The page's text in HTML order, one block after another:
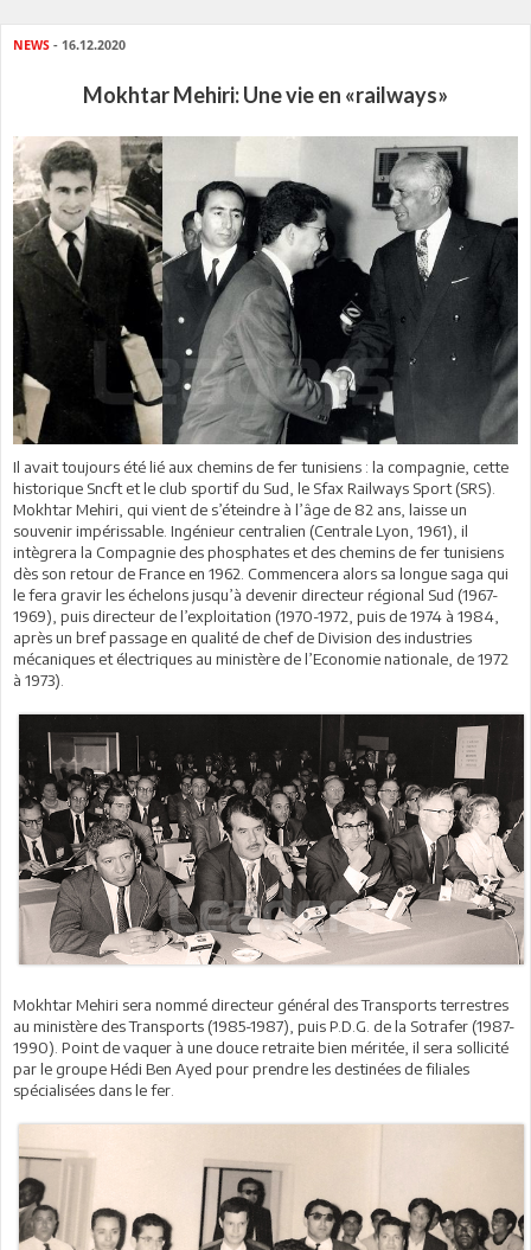
NEWS - 16.12.2020
Mokhtar Mehiri: Une vie en «railways»
Il avait toujours été lié aux chemins de fer tunisiens : la compagnie, cette
historique Sncft et le club sportif du Sud, le Sfax Railways Sport (SRS).
Mokhtar Mehiri, qui vient de s’éteindre à l’âge de 82 ans, laisse un
souvenir impérissable. Ingénieur centralien (Centrale Lyon, 1961), il
intègrera la Compagnie des phosphates et des chemins de fer tunisiens
dès son retour de France en 1962. Commencera alors sa longue saga qui
le fera gravir les échelons jusqu’à devenir directeur régional Sud (1967-
1969), puis directeur de l’exploitation (1970-1972, puis de 1974 à 1984,
après un bref passage en qualité de chef de Division des industries
mécaniques et électriques au ministère de l’Economie nationale, de 1972
à 1973).
Mokhtar Mehiri sera nommé directeur général des Transports terrestres
au ministère des Transports (1985-1987), puis P.D.G. de la Sotrafer (1987-
1990). Point de vaquer à une douce retraite bien méritée, il sera sollicité
par le groupe Hédi Ben Ayed pour prendre les destinées de filiales
spécialisées dans le fer.